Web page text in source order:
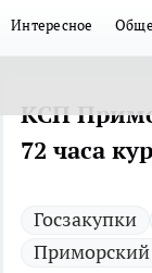
Интересное
КСП
72 часа
Госзакупки
Приморский